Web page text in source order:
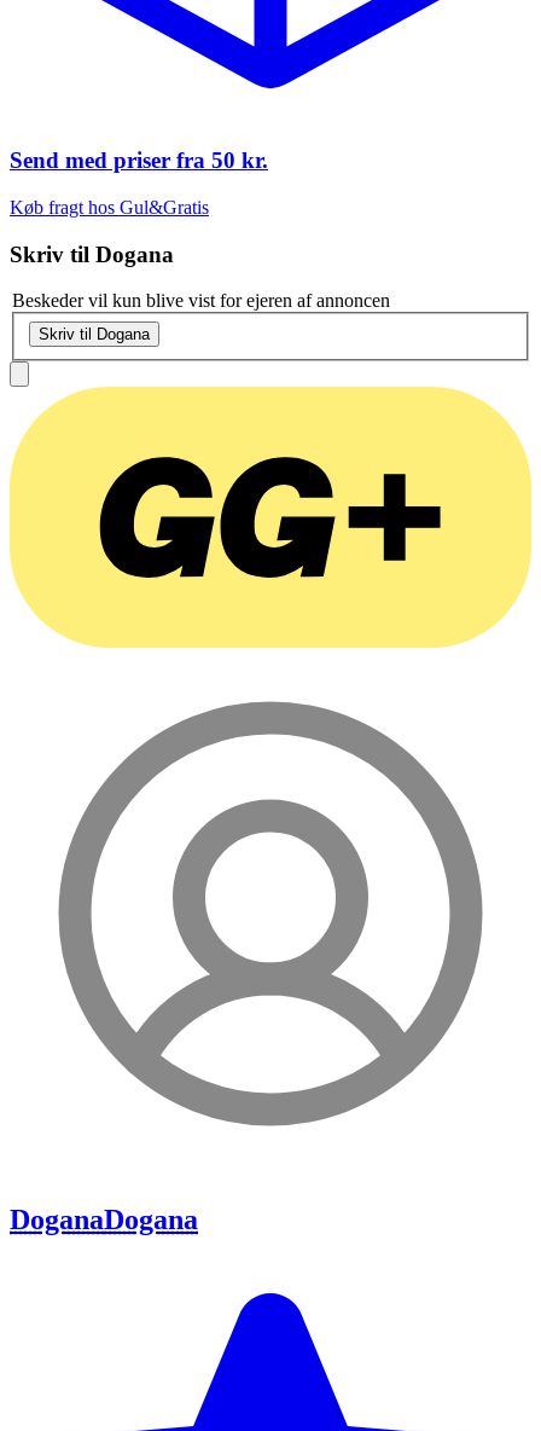
Send med priser fra 50 kr.
Køb fragt hos Gul&Gratis
Skriv til Dogana
Beskeder vil kun blive vist for ejeren af annoncen
Skriv til Dogana
DoganaDogana